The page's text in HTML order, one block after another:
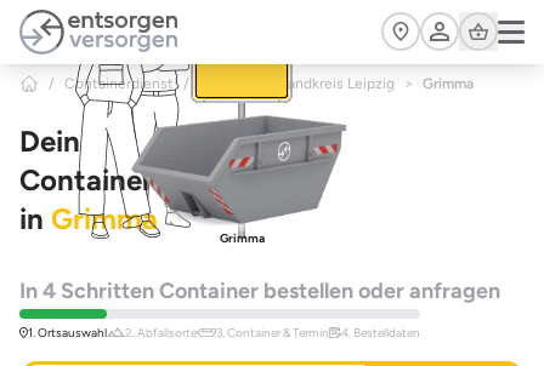
Zum Hauptinhalt springen
Cart
/ Containerdienst / Landkreis Leipzig > Grimma
Dein
Containerdienst
in Grimma
Grimma
In 4 Schritten Container bestellen oder anfragen
1. Ortsauswahl 2. Abfallsorte 3. Container & Termin 4. Bestelldaten